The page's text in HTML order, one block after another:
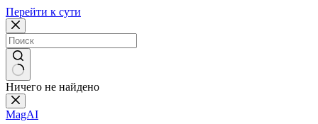
Перейти к сути
Ничего не найдено
MagAI